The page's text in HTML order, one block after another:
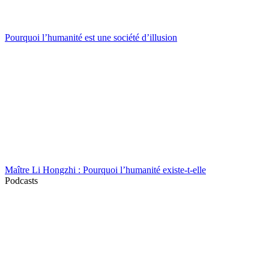
Pourquoi l’humanité est une société d’illusion
Maître Li Hongzhi : Pourquoi l’humanité existe-t-elle
Podcasts